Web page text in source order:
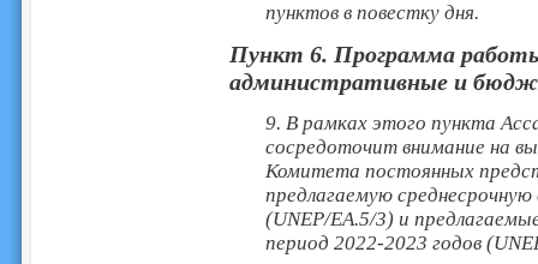
пунктов в повестку дня.
Пункт 6. Программа
административные и
9. В рамках этого пункта
сосредоточит внимание на
Комитета постоянных
предлагаемую
(UNEP/EA.5/3) и
период 2022-2023 годов